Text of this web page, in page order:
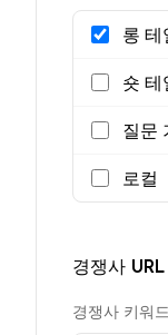
롱 테
숏 테
질문
로컬
경쟁사 URL
경쟁사 키워